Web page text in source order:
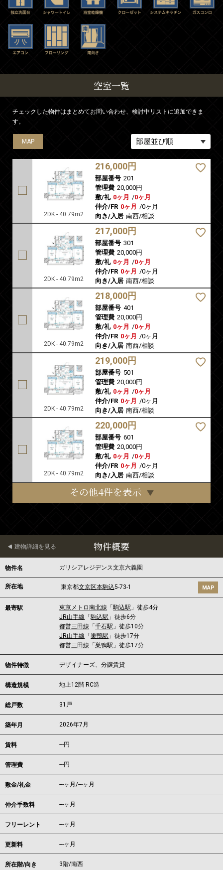
空室一覧
チェックした物件はまとめてお問い合わせ、検討中リストに追加できま
す。
MAP
2DK - 40.79m2
216,000円
部屋番号 201
管理費 20,000円
敷/礼 0ヶ月 /0ヶ月
仲介/FR 0ヶ月 /0ヶ月
向き/入居 南西/相談
MAP
2DK - 40.79m2
217,000円
部屋番号 301
管理費 20,000円
敷/礼 0ヶ月 /0ヶ月
仲介/FR 0ヶ月 /0ヶ月
向き/入居 南西/相談
MAP
2DK - 40.79m2
218,000円
部屋番号 401
管理費 20,000円
敷/礼 0ヶ月 /0ヶ月
仲介/FR 0ヶ月 /0ヶ月
向き/入居 南西/相談
MAP
2DK - 40.79m2
219,000円
部屋番号 501
管理費 20,000円
敷/礼 0ヶ月 /0ヶ月
仲介/FR 0ヶ月 /0ヶ月
向き/入居 南西/相談
MAP
2DK - 40.79m2
220,000円
部屋番号 601
管理費 20,000円
敷/礼 0ヶ月 /0ヶ月
仲介/FR 0ヶ月 /0ヶ月
向き/入居 南西/相談
その他4件を表示
物件概要
建物詳細を見る
物件名 ガリシアレジデンス文京六義園
所在地 東京都文京区本駒込5-73-1 MAP
最寄駅 東京メトロ南北線 「駒込駅 」徒歩4分
JR山手線 「駒込駅 」徒歩6分
都営三田線 「千石駅 」徒歩10分
JR山手線 「巣鴨駅 」徒歩17分
都営三田線 「巣鴨駅 」徒歩17分
物件特徴 デザイナーズ、分譲賃貸
構造規模 地上12階 RC造
総戸数 31戸
築年月 2026年7月
賃料 ---円
管理費 ---円
敷金/礼金 ---ヶ月/---ヶ月
仲介手数料 ---ヶ月
フリーレント ---ヶ月
更新料 ---ヶ月
所在階/向き 3階/南西